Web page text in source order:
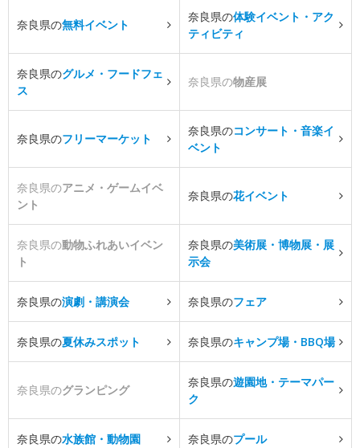
奈良県の無料イベント
奈良県の体験イベント・アク
ティビティ
奈良県のグルメ・フードフェ
ス
奈良県の物産展
奈良県のフリーマーケット
奈良県のコンサート・音楽イ
ベント
奈良県のアニメ・ゲームイベ
ント
奈良県の花イベント
奈良県の動物ふれあいイベン
ト
奈良県の美術展・博物展・展
示会
奈良県の演劇・講演会 奈良県のフェア
奈良県の夏休みスポット 奈良県のキャンプ場・BBQ場
奈良県のグランピング
奈良県の遊園地・テーマパー
ク
奈良県の水族館・動物園 奈良県のプール